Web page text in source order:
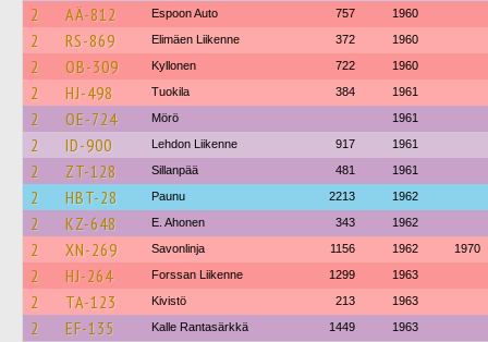
2 AÄ-812 Espoon Auto 757 1960
2 RS-869 Elimäen Liikenne 372 1960
2 OB-309 Kyllonen 722 1960
2 HJ-498 Tuokila 384 1961
2 OE-724 Mörö 1961
2 ID-900 Lehdon Liikenne 917 1961
2 ZT-128 Sillanpää 481 1961
2 HBT-28 Paunu 2213 1962
2 KZ-648 E. Ahonen 343 1962
2 XN-269 Savonlinja 1156 1962 1970
2 HJ-264 Forssan Liikenne 1299 1963
2 TA-123 Kivistö 213 1963
2 EF-135 Kalle Rantasärkkä 1449 1963